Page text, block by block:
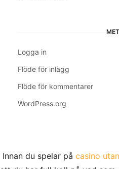
Logga in
Flöde för inlägg
Flöde för kommentarer
WordPress.org
Innan du spelar på casino